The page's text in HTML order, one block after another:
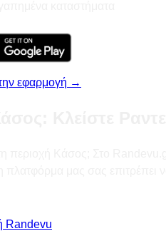
εφαρμογή →
Randevu